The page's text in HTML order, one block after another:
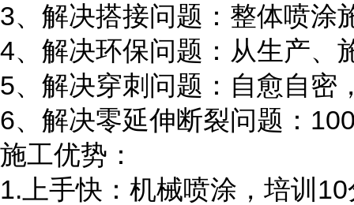
3、解决搭接问题：整体喷涂
4、解决环保问题：从生产、
5、解决穿刺问题：自愈自密
6、解决零延伸断裂问题：
施工优势：
1.上手快：机械喷涂，培训